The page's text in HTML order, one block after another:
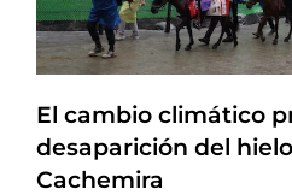
El cambio climático
desaparición del
Cachemira